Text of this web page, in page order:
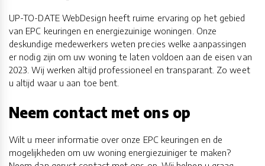
UP-TO-DATE WebDesign heeft ruime ervaring op het gebied
van EPC keuringen en energiezuinige woningen. Onze
deskundige medewerkers weten precies welke aanpassingen
er nodig zijn om uw woning te laten voldoen aan de eisen van
2023. Wij werken altijd professioneel en transparant. Zo weet
u altijd waar u aan toe bent.
Neem contact met ons op
Wilt u meer informatie over onze EPC keuringen en de
mogelijkheden om uw woning energiezuiniger te maken?